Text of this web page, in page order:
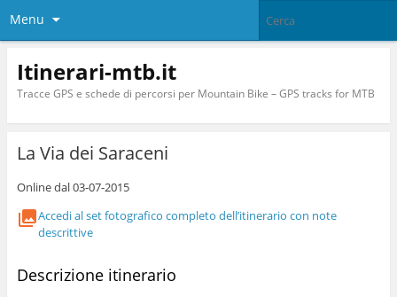
Menu
Itinerari-mtb.it
Tracce GPS e schede di percorsi per Mountain Bike – GPS tracks for MTB
La Via dei Saraceni
Online dal 03-07-2015
Accedi al set fotografico completo dell’itinerario con note
descrittive
Descrizione itinerario